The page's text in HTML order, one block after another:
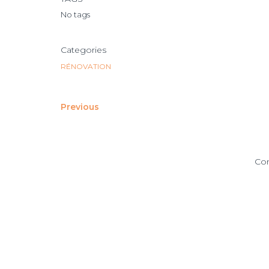
No tags
Categories
RÉNOVATION
Previous